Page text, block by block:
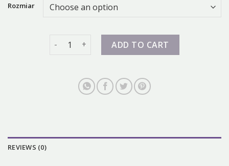
Rozmiar
nike dunk grey quantityADD TO CART
REVIEWS (0)